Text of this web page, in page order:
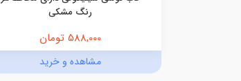
رنگ مشکی
588,000 تومان
مشاهده و خرید